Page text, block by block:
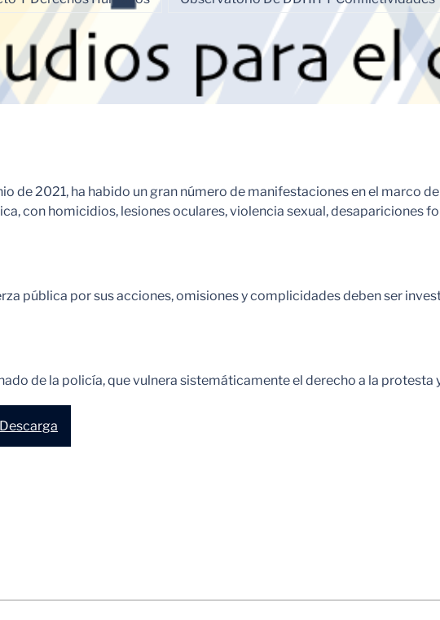
de 2021, ha habido un gran número de manifestaciones en el marco
con homicidios, lesiones oculares, violencia sexual, desapariciones
pública por sus acciones, omisiones y complicidades deben ser
de la policía, que vulnera sistemáticamente el derecho a la protesta
Descarga